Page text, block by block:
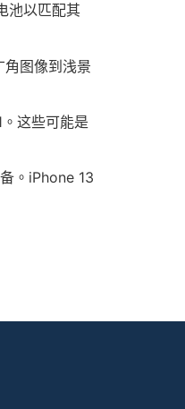
池以匹配其
图像到浅景
这些可能是
。iPhone 13